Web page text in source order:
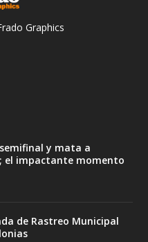
Graphics
y mata a
el impactante momento
de Rastreo Municipal